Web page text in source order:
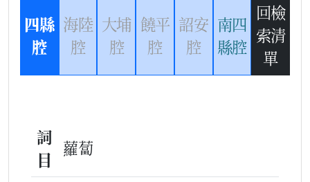
四縣
腔
海陸
腔
大埔
腔
饒平
腔
詔安
腔
南四
縣腔
回檢
索清
單
詞
目
蘿蔔